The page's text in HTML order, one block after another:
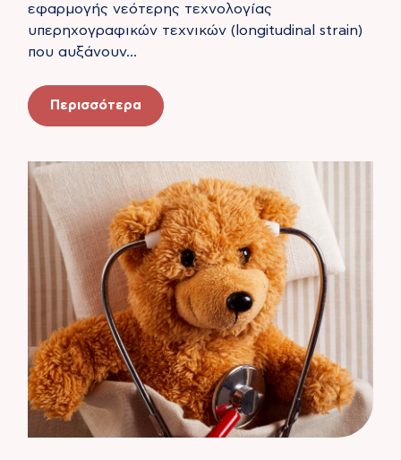
εφαρμογής νεότερης τεχνολογίας
υπερηχογραφικών τεχνικών (longitudinal strain)
που αυξάνουν…
Περισσότερα